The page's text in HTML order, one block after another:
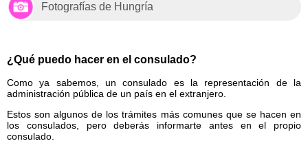
Fotografías de Hungría
¿Qué puedo hacer en el consulado?
Como ya sabemos, un consulado es la representación de la
administración pública de un país en el extranjero.
Estos son algunos de los trámites más comunes que se hacen en
los consulados, pero deberás informarte antes en el propio
consulado.